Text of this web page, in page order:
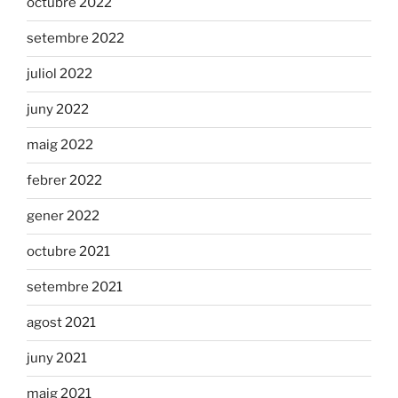
setembre 2022
juliol 2022
juny 2022
maig 2022
febrer 2022
gener 2022
octubre 2021
setembre 2021
agost 2021
juny 2021
maig 2021